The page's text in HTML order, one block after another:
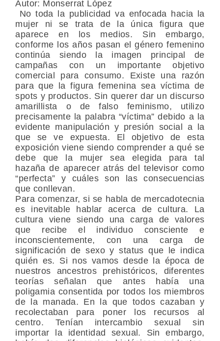
Autor: Monserrat López
No toda la publicidad va enfocada hacia la
mujer ni se trata de la única figura que
aparece en los medios. Sin embargo,
conforme los años pasan el género femenino
continúa siendo la imagen principal de
campañas con un importante objetivo
comercial para consumo. Existe una razón
para que la figura femenina sea víctima de
spots y productos. Sin querer dar un discurso
amarillista o de falso feminismo, utilizo
precisamente la palabra “víctima” debido a la
evidente manipulación y presión social a la
que se ve expuesta. El objetivo de esta
exposición viene siendo comprender a qué se
debe que la mujer sea elegida para tal
hazaña de aparecer atrás del televisor como
“perfecta” y cuáles son las consecuencias
que conllevan.
Para comenzar, si se habla de mercadotecnia
es inevitable hablar acerca de cultura. La
cultura viene siendo una carga de valores
que recibe el individuo consciente e
inconscientemente, con una carga de
significación de sexo y status que le indica
quién es. Si nos vamos desde la época de
nuestros ancestros prehistóricos, diferentes
teorías señalan que antes había una
poligamia consentida por todos los miembros
de la manada. En la que todos cazaban y
recolectaban para poner los recursos al
centro. Tenían intercambio sexual sin
importar la identidad sexual. Sin embargo,